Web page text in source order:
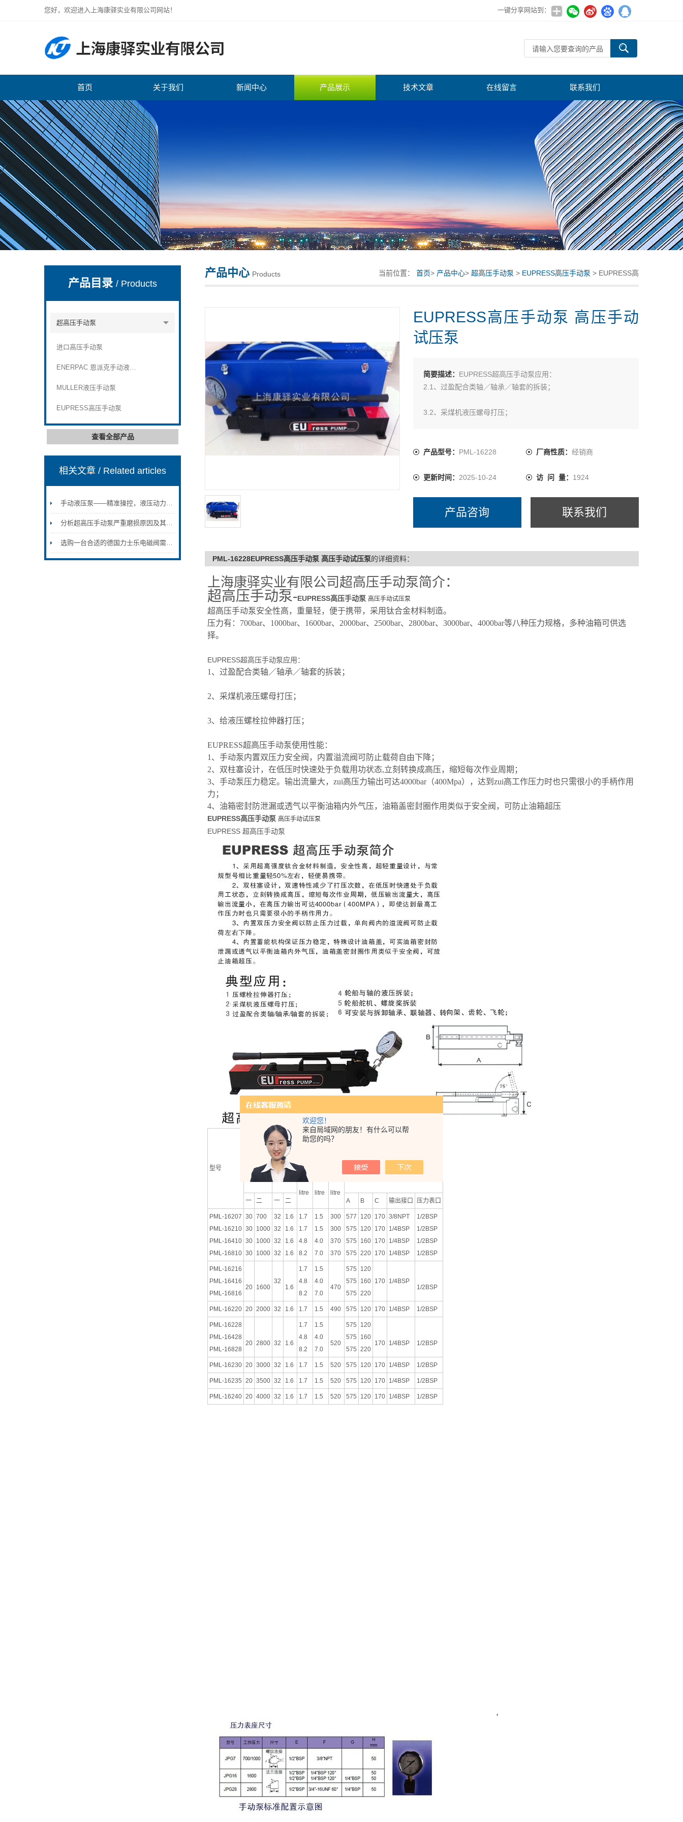
欢迎您！
来自局域网的朋友！有什么可以帮
助您的吗？
您好，欢迎进入上海康驿实业有限公司网站！ 一键分享网站到：
上海康驿实业有限公司
首页 关于我们 新闻中心 产品展示 技术文章 在线留言 联系我们
产品目录/ Products
超高压手动泵
进口高压手动泵
ENERPAC 恩派克手动液压泵
MULLER液压手动泵
EUPRESS高压手动泵
查看全部产品
相关文章/ Related articles
手动液压泵——精准操控，液压动力随心达
分析超高压手动泵严重磨损原因及其技术改进
选购一台合适的德国力士乐电磁阀需要遵循什么原则
产品中心 Products 当前位置： 首页> 产品中心> 超高压手动泵 > EUPRESS高压手动泵 > EUPRESS高
压手动泵 高压手动试压泵
EUPRESS高压手动泵 高压手动
试压泵
简要描述： EUPRESS超高压手动泵应用：
2.1、过盈配合类轴／轴承／轴套的拆装；
3.2、采煤机液压螺母打压；
EUPRESS高压手动泵 高压手动试压泵
产品型号： PML-16228 厂商性质： 经销商
更新时间： 2025-10-24 访 问 量： 1924
产品咨询 联系我们
PML-16228EUPRESS高压手动泵 高压手动试压泵的详细资料：
上海康驿实业有限公司超高压手动泵简介：
超高压手动泵-EUPRESS高压手动泵 高压手动试压泵
超高压手动泵安全性高，重量轻，便于携带，采用钛合金材料制造。
压力有：700bar、1000bar、1600bar、2000bar、2500bar、2800bar、3000bar、4000bar等八种压力规格，多种油箱可供选
择。
EUPRESS超高压手动泵应用：
1、过盈配合类轴／轴承／轴套的拆装；
2、采煤机液压螺母打压；
3、给液压螺栓拉伸器打压；
EUPRESS超高压手动泵使用性能：
1、手动泵内置双压力安全阀，内置溢流阀可防止载荷自由下降；
2、双柱塞设计，在低压时快速处于负载用功状态,立刻转换成高压，缩短每次作业周期；
3、手动泵压力稳定。输出流量大，zui高压力输出可达4000bar（400Mpa），达到zui高工作压力时也只需很小的手柄作用
力；
4、油箱密封防泄漏或透气以平衡油箱内外气压，油箱盖密封圈作用类似于安全阀，可防止油箱超压
EUPRESS高压手动泵 高压手动试压泵
EUPRESS 超高压手动泵
型号
（BAR）
每冲程
输出油
的容积
（CC）
容积
litre litre litre
(mm)
一 二 一 二 A B C 输出接口 压力表口
PML-16207
PML-16210
PML-16410
PML-16810
30
30
30
30
700
1000
1000
1000
32
32
32
32
1.6
1.6
1.6
1.6
1.7
1.7
4.8
8.2
1.5
1.5
4.0
7.0
300
300
370
370
577
575
575
575
120
120
160
220
170
170
170
170
3/8NPT
1/4BSP
1/4BSP
1/4BSP
1/2BSP
1/2BSP
1/2BSP
1/2BSP
PML-16216
PML-16416
PML-16816
20 1600
32
1.6
1.7
4.8
8.2
1.5
4.0
7.0
470
575
575
575
120
160
220
170 1/4BSP
1/2BSP
PML-16220 20 2000 32 1.6 1.7 1.5 490 575 120 170 1/4BSP 1/2BSP
PML-16228
PML-16428
PML-16828
20 2800 32 1.6
1.7
4.8
8.2
1.5
4.0
7.0
520
575
575
575
120
160
220
170 1/4BSP 1/2BSP
PML-16230 20 3000 32 1.6 1.7 1.5 520 575 120 170 1/4BSP 1/2BSP
PML-16235 20 3500 32 1.6 1.7 1.5 520 575 120 170 1/4BSP 1/2BSP
PML-16240 20 4000 32 1.6 1.7 1.5 520 575 120 170 1/4BSP 1/2BSP